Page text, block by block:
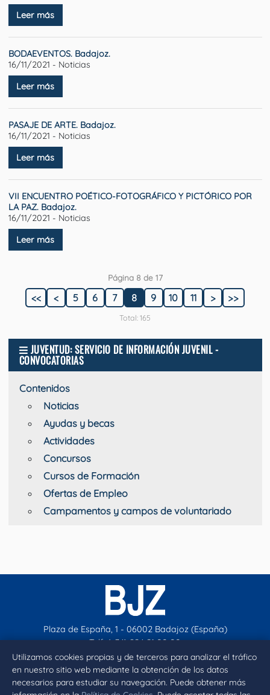
Utilizamos cookies propias y de terceros para analizar el tráfico
en nuestro sitio web mediante la obtención de los datos
necesarios para estudiar su navegación. Puede obtener más
Leer más
BODAEVENTOS. Badajoz.
16/11/2021 - Noticias
Leer más
PASAJE DE ARTE. Badajoz.
16/11/2021 - Noticias
Leer más
VII ENCUENTRO POÉTICO-FOTOGRÁFICO Y PICTÓRICO POR
LA PAZ. Badajoz.
16/11/2021 - Noticias
Leer más
Página 8 de 17
<< < 5 6 7 8 9 10 11 > >>
Total: 165
JUVENTUD: SERVICIO DE INFORMACIÓN JUVENIL -
CONVOCATORIAS
Contenidos
Noticias
Ayudas y becas
Actividades
Concursos
Cursos de Formación
Ofertas de Empleo
Campamentos y campos de voluntariado
Plaza de España, 1 - 06002 Badajoz (España)
Telf. (+34) 924 21 00 00
contacto@aytobadajoz.es